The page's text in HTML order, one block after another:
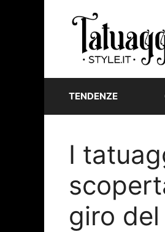
TENDENZE
I
giro